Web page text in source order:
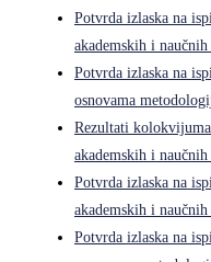
Potvrda izlaska na
akademskih i naučnih
Potvrda izlaska na
osnovama
Rezultati
akademskih i naučnih
Potvrda izlaska na
akademskih i naučnih
Potvrda izlaska na